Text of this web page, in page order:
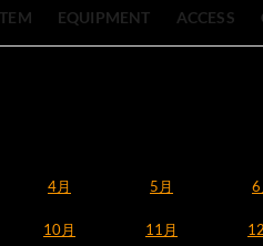
EQUIPMENT ACCESS
4月 5月 6
10月 11月